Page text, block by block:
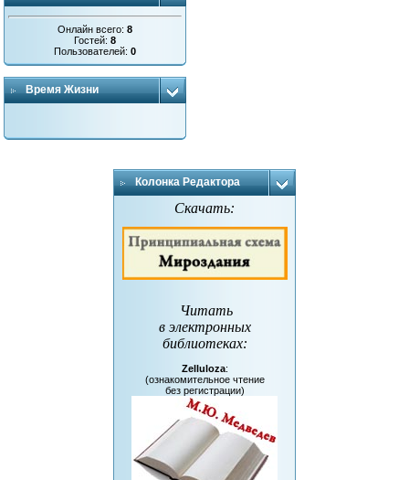
Онлайн всего:8
Гостей:8
Пользователей:0
Время Жизни
Колонка Редактора
Скачать:
Читать
в электронных
библиотеках:
Zelluloza:
(ознакомительное чтение
без регистрации)